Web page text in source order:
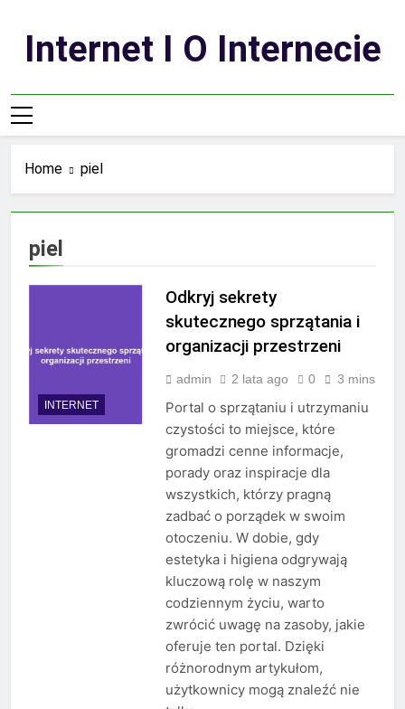
contentInternet I O Internecie
Home piel
piel
INTERNET
Odkryj sekrety
skutecznego sprzątania i
organizacji przestrzeni
admin 2 lata ago 0 3 mins
Portal o sprzątaniu i utrzymaniu
czystości to miejsce, które
gromadzi cenne informacje,
porady oraz inspiracje dla
wszystkich, którzy pragną
zadbać o porządek w swoim
otoczeniu. W dobie, gdy
estetyka i higiena odgrywają
kluczową rolę w naszym
codziennym życiu, warto
zwrócić uwagę na zasoby, jakie
oferuje ten portal. Dzięki
różnorodnym artykułom,
użytkownicy mogą znaleźć nie